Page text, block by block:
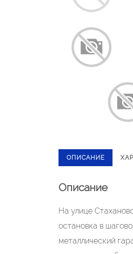
ОПИСАНИЕ
Описание
На улице
остановка в
металлический